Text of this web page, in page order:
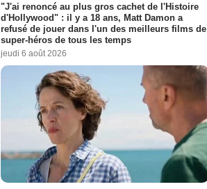
"J'ai renoncé au plus gros cachet de l'Histoire
d'Hollywood" : il y a 18 ans, Matt Damon a
refusé de jouer dans l'un des meilleurs films de
super-héros de tous les temps
jeudi 6 août 2026